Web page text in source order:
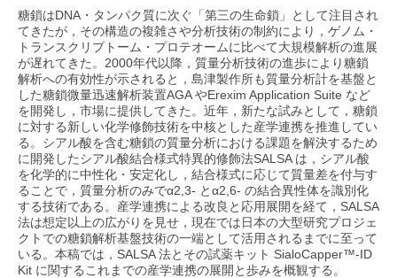
沿革
会社概要
拠点
事業概要
新事業展開
研究開発
田中耕一記念質量分析研究所
文化施設・学校
会社案内パンフレット・動画
島津製作所の歴史（Visionary）
島津製作所 創業記念資料館
刊行物
公益財団法人 島津科学技術振興財団
スポーツの振興
科学教育の振興
企業広告
糖鎖はDNA・タンパク質に次ぐ「第三の生命鎖」として注目され
てきたが，その構造の複雑さや分析技術の制約により，ゲノム・
トランスクリプトーム・プロテオームに比べて大規模解析の進展
が遅れてきた。2000年代以降，質量分析技術の進歩により糖鎖
解析への有効性が示されると，島津製作所も質量分析計を基盤と
した糖鎖微量迅速解析装置AGA やErexim Application Suite など
を開発し，市場に提供してきた。近年，新たな試みとして，糖鎖
に対する新しい化学修飾技術を中核とした産学連携を推進してい
る。シアル酸を含む糖鎖の質量分析における課題を解決するため
に開発したシアル酸結合様式特異的修飾法SALSA は，シアル酸
を化学的に中性化・安定化し，結合様式に応じて質量差を付与す
ることで，質量分析のみでα2,3- とα2,6- の結合異性体を識別化
する技術である。産学連携による改良と応用展開を経て，SALSA
法は想定以上の広がりを見せ，現在では日本の大型研究プロジェ
クトでの糖鎖解析基盤技術の一端として活用されるまでに至って
いる。本稿では，SALSA 法とその試薬キット SialoCapper™-ID
Kit に関するこれまでの産学連携の展開と歩みを概観する。